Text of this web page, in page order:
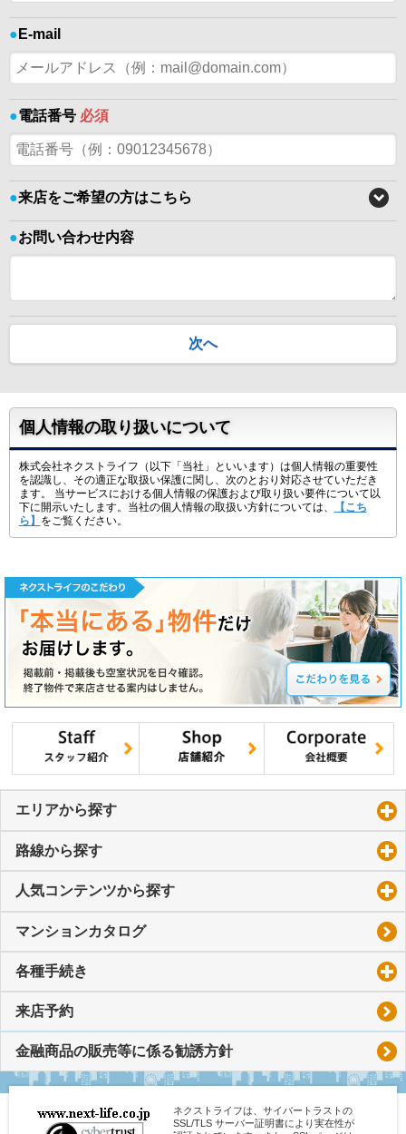
● E-mail
●電話番号 必須
●来店をご希望の方はこちら
●お問い合わせ内容
次へ
個人情報の取り扱いについて
株式会社ネクストライフ（以下「当社」といいます）は個人情報の重要性
を認識し、その適正な取扱い保護に関し、次のとおり対応させていただき
ます。 当サービスにおける個人情報の保護および取り扱い要件について以
下に開示いたします。当社の個人情報の取扱い方針については、
【こち
ら】
をご覧ください。
エリアから探す
路線から探す
人気コンテンツから探す
マンションカタログ
各種手続き
来店予約
金融商品の販売等に係る勧誘方針
ネクストライフは、サイバートラストの
SSL/TLS サーバー証明書により実在性が